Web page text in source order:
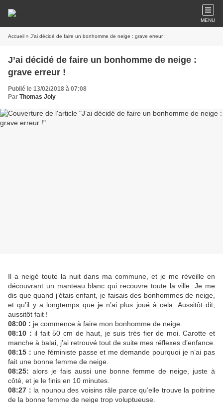
MENU
Accueil » J’ai décidé de faire un bonhomme de neige : grave erreur !
J’ai décidé de faire un bonhomme de neige :
grave erreur !
Publié le 13/02/2018 à 07:08
Par Thomas Joly
Il a neigé toute la nuit dans ma commune, et je me réveille en
découvrant un manteau blanc qui recouvre toute la ville. Je me
dis que quand j’étais enfant, je faisais des bonhommes de neige,
et qu’il y a longtemps que je n’ai plus joué à cela. Aussitôt dit,
aussitôt fait !
08:00 : je commence à faire mon bonhomme de neige.
08:10 : il fait 50 cm de haut, je suis très fier de moi. Carotte et
manche à balai, j’ai retrouvé tout de suite mes réflexes d’enfance.
08:15 : une féministe passe et me demande pourquoi je n’ai pas
fait une bonne femme de neige.
08:25: alors je fais aussi une bonne femme de neige, juste à
côté, et je le finis en 10 minutes.
08:27 : la nounou des voisins râle parce qu’elle trouve la poitrine
de la bonne femme de neige trop voluptueuse.